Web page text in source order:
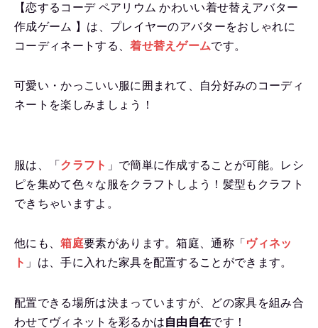
【恋するコーデ ペアリウム かわいい着せ替えアバター
作成ゲーム 】は、プレイヤーのアバターをおしゃれに
コーディネートする、着せ替えゲームです。
可愛い・かっこいい服に囲まれて、自分好みのコーディ
ネートを楽しみましょう！
服は、「 クラフト 」で簡単に作成することが可能。レシ
ピを集めて色々な服をクラフトしよう！髪型もクラフト
できちゃいますよ。
他にも、箱庭要素があります。箱庭、通称「 ヴィネッ
ト 」は、手に入れた家具を配置することができます。
配置できる場所は決まっていますが、どの家具を組み合
わせてヴィネットを彩るかは自由自在です！